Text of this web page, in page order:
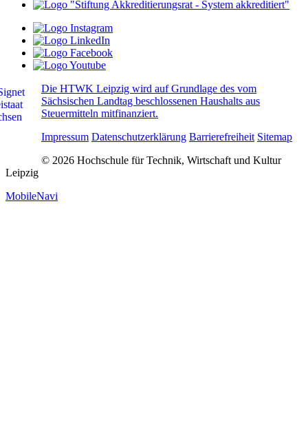
Die HTWK Leipzig wird auf Grundlage des vom
Sächsischen Landtag beschlossenen Haushalts aus
Steuermitteln mitfinanziert.
Impressum Datenschutzerklärung Barrierefreiheit Sitemap
© 2026 Hochschule für Technik, Wirtschaft und Kultur
Leipzig
MobileNavi